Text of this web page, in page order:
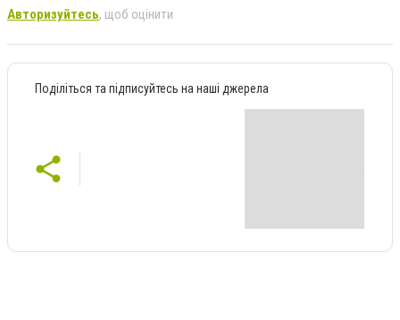
Авторизуйтесь, щоб оцінити
Поділіться та підписуйтесь на наші джерела